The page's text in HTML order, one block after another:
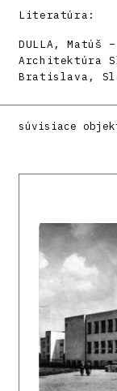
Literatúra:
DULLA, Matúš
Architektúra
Bratislava,
súvisiace